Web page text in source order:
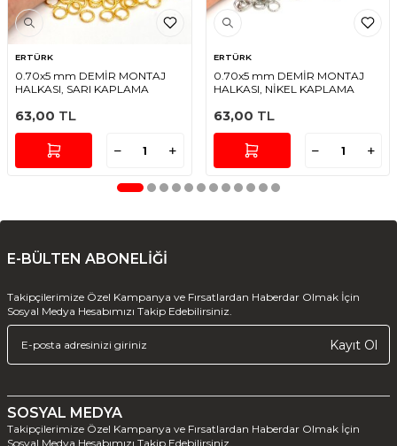
ERTÜRK
0.70x5 mm DEMİR MONTAJ
HALKASI, SARI KAPLAMA
63,00 TL
ERTÜRK
0.70x5 mm DEMİR MONTAJ
HALKASI, NİKEL KAPLAMA
63,00 TL
E-BÜLTEN ABONELİĞİ
Takipçilerimize Özel Kampanya ve Fırsatlardan Haberdar Olmak İçin
Sosyal Medya Hesabımızı Takip Edebilirsiniz.
Kayıt Ol
SOSYAL MEDYA
Takipçilerimize Özel Kampanya ve Fırsatlardan Haberdar Olmak İçin
Sosyal Medya Hesabımızı Takip Edebilirsiniz.